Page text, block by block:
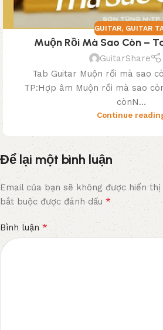
GUITAR, GUITAR
Muộn Rồi Mà Sao Còn –
GuitarShare
Tab Guitar Muộn rồi mà sao
TP:Hợp âm Muộn rồi mà sao
cònN...
Continue
Để lại một bình luận
Email của bạn sẽ không được hiển thị
bắt buộc được đánh dấu *
Bình luận*